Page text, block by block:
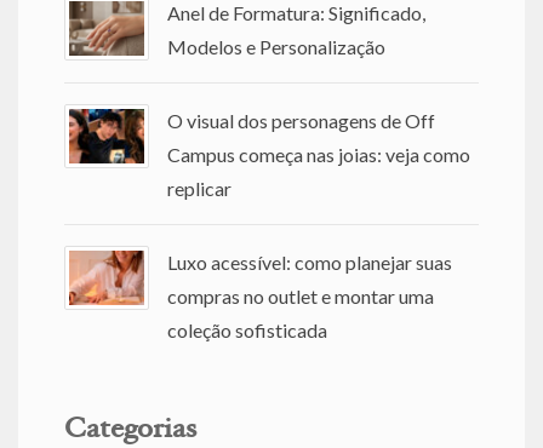
Anel de Formatura: Significado,
Modelos e Personalização
O visual dos personagens de Off
Campus começa nas joias: veja como
replicar
Luxo acessível: como planejar suas
compras no outlet e montar uma
coleção sofisticada
Categorias